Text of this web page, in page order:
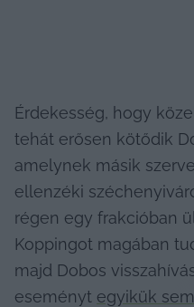
Érdekesség, hogy
tehát erősen kötődik
amelynek másik
ellenzéki
régen egy frakcióban
Koppingot magában
majd Dobos
eseményt egyikük